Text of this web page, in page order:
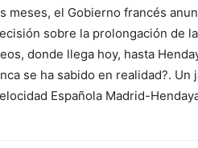
meses, el Gobierno francés
sobre la prolongación de
donde llega hoy, hasta
se ha sabido en realidad?.
Española Madrid-